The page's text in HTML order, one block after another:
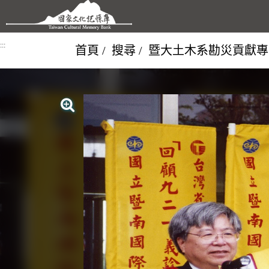
跳到主要內容區塊
::: 首頁 搜尋 暨大土木系勘災貢獻